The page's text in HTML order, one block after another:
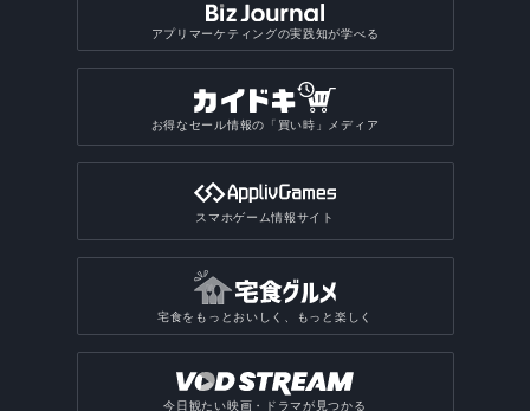
アプリマーケティングの実践知が学べる
お得なセール情報の「買い時」メディア
スマホゲーム情報サイト
宅食をもっとおいしく、もっと楽しく
今日観たい映画・ドラマが見つかる